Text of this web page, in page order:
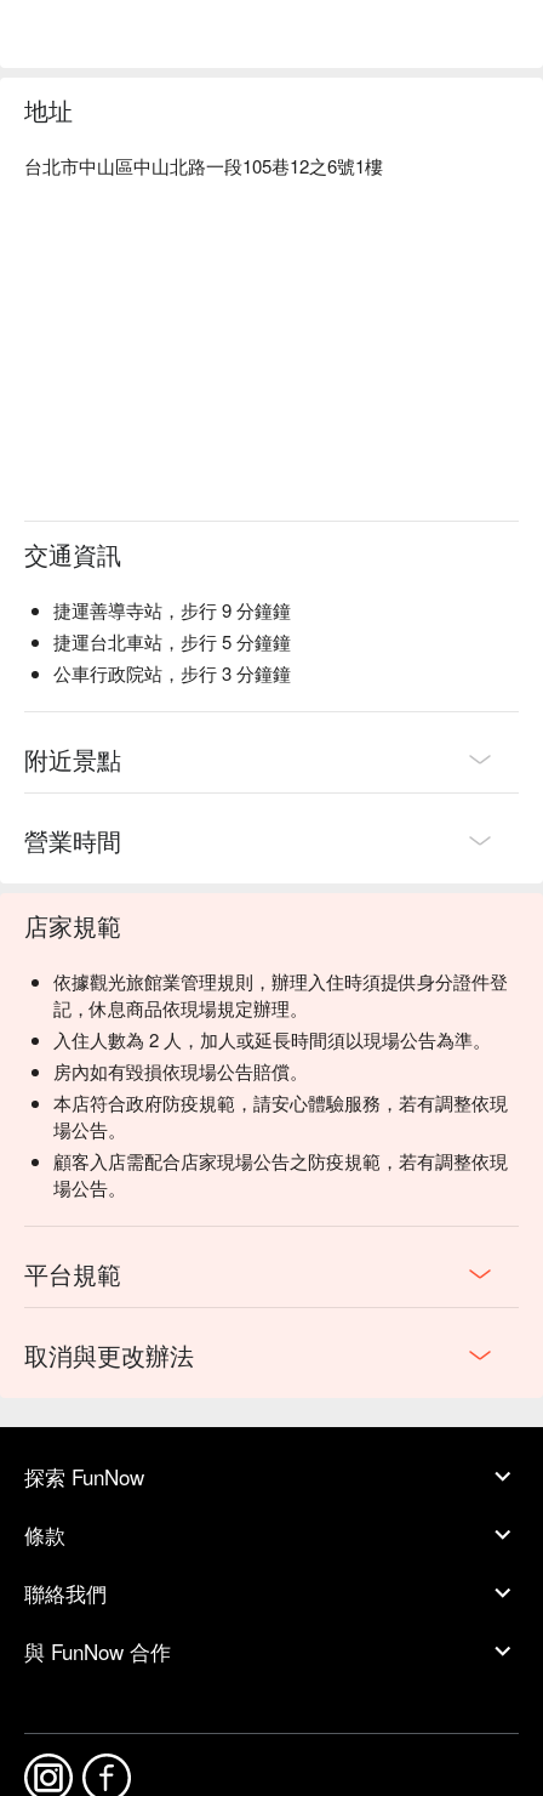
地址
台北市中山區中山北路一段105巷12之6號1樓
交通資訊
捷運善導寺站，步行 9 分鐘鐘
捷運台北車站，步行 5 分鐘鐘
公車行政院站，步行 3 分鐘鐘
附近景點
營業時間
店家規範
依據觀光旅館業管理規則，辦理入住時須提供身分證件登
記，休息商品依現場規定辦理。
入住人數為 2 人，加人或延長時間須以現場公告為準。
房內如有毀損依現場公告賠償。
本店符合政府防疫規範，請安心體驗服務，若有調整依現
場公告。
顧客入店需配合店家現場公告之防疫規範，若有調整依現
場公告。
平台規範
取消與更改辦法
探索 FunNow
條款
聯絡我們
與 FunNow 合作